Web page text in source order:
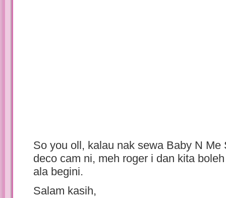
So you oll, kalau nak sewa Baby N
deco cam ni, meh roger i dan kita
ala begini.
Salam kasih,